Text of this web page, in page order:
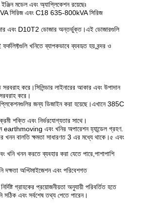
মডেল এবং অ্যাপ্লিকেশন রয়েছেঃ
সিরিজ এবং C18 635-800kVA সিরিজ
এবং D10T2 ডোজার অন্তর্ভুক্ত।এই ডোজারগুলি
খনিতে ব্যাপকভাবে ব্যবহৃত হয়,বন্দর ও
সরবরাহ করে।সিলিন্ডার লাইনারের আকার এবং উপাদান
করে।
জন্য ডিজাইন করা হয়েছে।এখানে 385C
শক্তি এবং নির্ভরযোগ্যতার সাথে।
earthmoving এবং খনির অপারেশন হ্যান্ডেল গ্রহণ.
বালতি ক্ষমতা সাধারণত 3 এর মধ্যে থাকে।৫ এবং
খনন করতে ব্যবহার করা যেতে পারে,পাশাপাশি
দক্ষতা অপ্টিমাইজেশন এবং পরিবেশগত
গ্রাহকের প্রয়োজনীয়তা অনুযায়ী পরিবর্তিত হতে
এবং সর্বশেষ তথ্য পেতে পারেন।